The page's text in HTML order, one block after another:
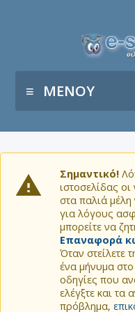
ΜΕΝΟΥ
Σημαντικό!
ιστοσελίδας
στα παλιά
για λόγους
μπορείτε να
Επαναφορά
Όταν στείλετε
ένα μήνυμα
οδηγίες που
ελέγξτε και τα
πρόβλημα,